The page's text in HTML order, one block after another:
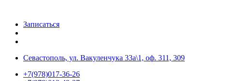
Записаться
Севастополь, ул. Вакуленчука 33а\1, оф. 311, 309
+7(978)017-36-26